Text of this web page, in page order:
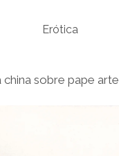
Erótica
china sobre pape